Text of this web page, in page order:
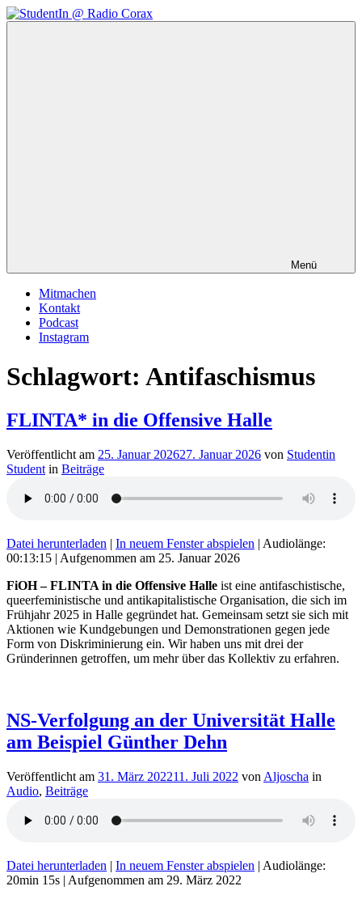
Zum
Inhalt
Menü
Mitmachen
Kontakt
Podcast
Instagram
Schlagwort: Antifaschismus
FLINTA* in die Offensive Halle
Veröffentlicht am 25. Januar 202627. Januar 2026 von Studentin
Student in Beiträge
Datei herunterladen | In neuem Fenster abspielen | Audiolänge:
00:13:15 | Aufgenommen am 25. Januar 2026
FiOH – FLINTA in die Offensive Halle ist eine antifaschistische,
queerfeministische und antikapitalistische Organisation, die sich im
Frühjahr 2025 in Halle gegründet hat. Gemeinsam setzt sie sich mit
Aktionen wie Kundgebungen und Demonstrationen gegen jede
Form von Diskriminierung ein. Wir haben uns mit drei der
Gründerinnen getroffen, um mehr über das Kollektiv zu erfahren.
NS-Verfolgung an der Universität Halle
am Beispiel Günther Dehn
Veröffentlicht am 31. März 202211. Juli 2022 von Aljoscha in
Audio, Beiträge
Datei herunterladen | In neuem Fenster abspielen | Audiolänge:
20min 15s | Aufgenommen am 29. März 2022